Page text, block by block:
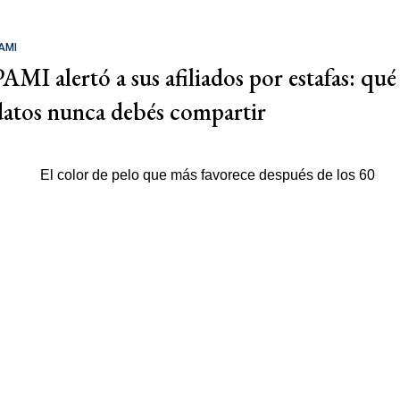
alertó a sus afiliados por estafas: qué
nunca debés compartir